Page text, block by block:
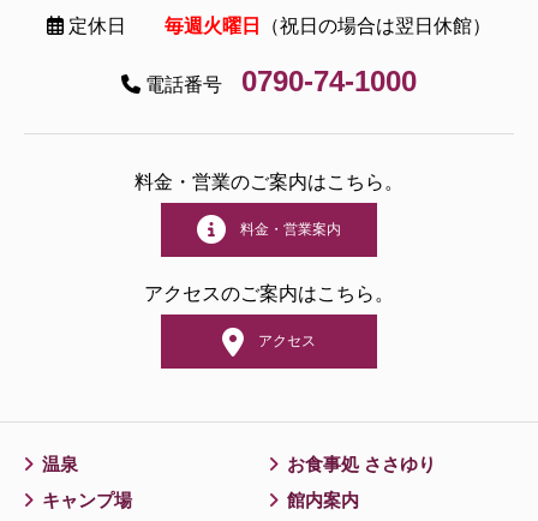
定休日 毎週火曜日 （祝日の場合は翌日休館）
電話番号 0790-74-1000
料金・営業のご案内はこちら。
料金・営業案内
アクセスのご案内はこちら。
アクセス
温泉
お食事処 ささゆり
キャンプ場
館内案内